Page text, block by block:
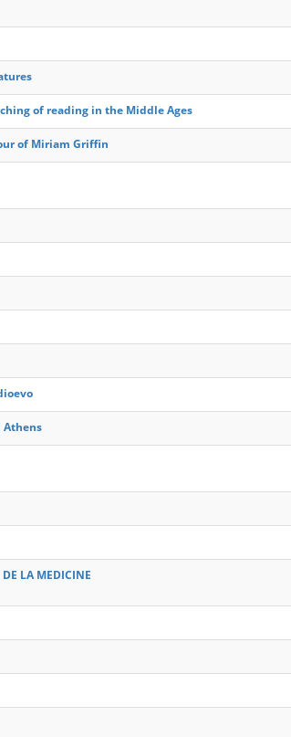
of reading in the Middle Ages
of Miriam Griffin
Athens
LA MEDICINE